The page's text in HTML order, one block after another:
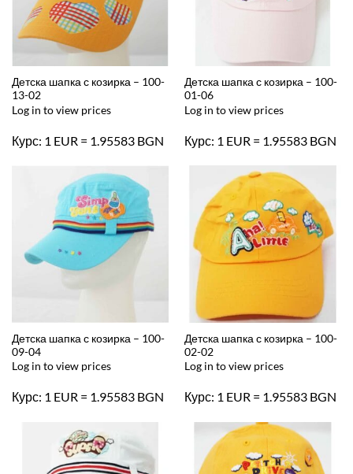
Детска шапка с козирка – 100-
13-02
Log in to view prices
Курс: 1 EUR = 1.95583 BGN
Детска шапка с козирка – 100-
01-06
Log in to view prices
Курс: 1 EUR = 1.95583 BGN
Детска шапка с козирка – 100-
09-04
Log in to view prices
Курс: 1 EUR = 1.95583 BGN
Детска шапка с козирка – 100-
02-02
Log in to view prices
Курс: 1 EUR = 1.95583 BGN